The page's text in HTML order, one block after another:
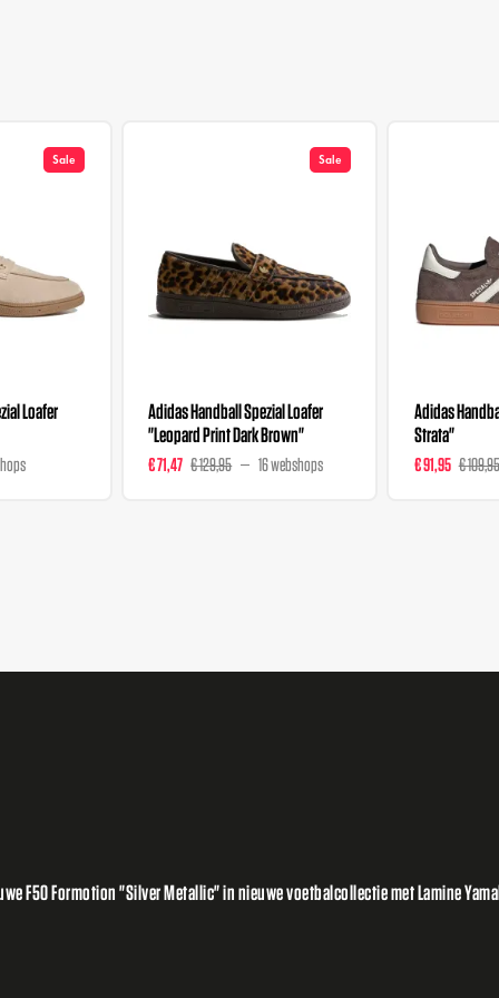
Sale
Loafer
Sale
Adidas Handball Spezial Loafer
"Leopard Print Dark Brown"
€ 71,47 € 129,95 16 webshops
Adidas
Strata"
€ 91,95 € 109,95
F50 Formotion "Silver Metallic" in nieuwe voetbalcollectie met Lamine